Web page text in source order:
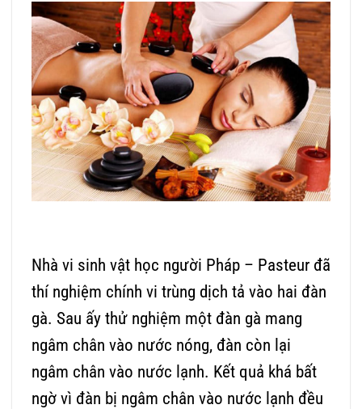
Nhà vi sinh vật học người Pháp – Pasteur đã
thí nghiệm chính vi trùng dịch tả vào hai đàn
gà. Sau ấy thử nghiệm một đàn gà mang
ngâm chân vào nước nóng, đàn còn lại
ngâm chân vào nước lạnh. Kết quả khá bất
ngờ vì đàn bị ngâm chân vào nước lạnh đều